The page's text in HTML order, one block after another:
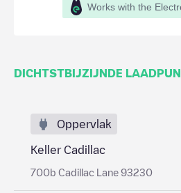
Works with the
DICHTSTBIJZIJNDE
Oppervlak
Keller Cadillac
700b Cadillac Lane 93230